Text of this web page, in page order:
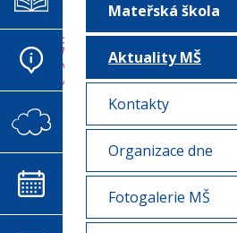
Mateřská škola
Aktuality MŠ
Kontakty
Organizace dne
Fotogalerie MŠ
AKTUALITY
VIRTUÁLNÍ SCHRÁNKA